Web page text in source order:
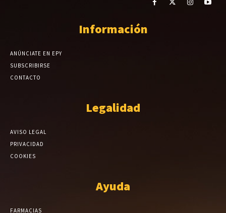
Información
ANÚNCIATE EN EPY
SUBSCRIBIRSE
CONTACTO
Legalidad
AVISO LEGAL
PRIVACIDAD
COOKIES
Ayuda
FARMACIAS